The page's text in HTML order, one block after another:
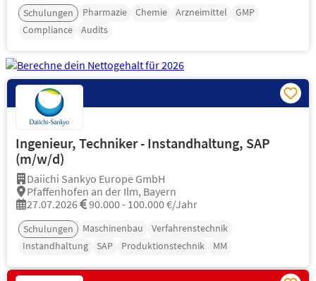
Schulungen Pharmazie Chemie Arzneimittel
GMP
Compliance
Audits
Ingenieur, Techniker - Instandhaltung, SAP
(m/w/d)
Daiichi Sankyo Europe GmbH
Pfaffenhofen an der Ilm, Bayern
27.07.2026
90.000 - 100.000 €/Jahr
Schulungen Maschinenbau
Verfahrenstechnik
Instandhaltung
SAP Produktionstechnik MM